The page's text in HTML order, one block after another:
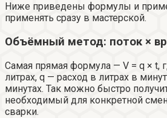
Ниже приведены формулы и
применять сразу в мастерской.
Объёмный метод: поток ×
Самая прямая формула — V = q × t,
литрах, q — расход в литрах в
минутах. Так можно быстро
необходимый для конкретной
сварки.